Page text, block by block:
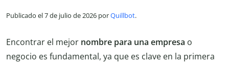
Publicado el 7 de julio de 2026 porQuillbot.
Encontrar el mejor nombre para una empresa o
negocio es fundamental, ya que es clave en la primera